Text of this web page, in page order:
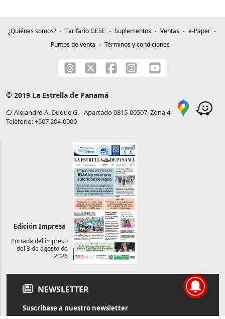
¿Quiénes somos? Tarifario GESE Suplementos Ventas
e-Paper
Puntos de venta
Términos y condiciones
© 2019 La Estrella de Panamá
C/ Alejandro A. Duque G. - Apartado 0815-00507, Zona 4
Teléfono: +507 204-0000
Edición Impresa
Portada del impreso
del 3 de agosto de
2026
NEWSLETTER
Suscríbase a nuestro newsletter